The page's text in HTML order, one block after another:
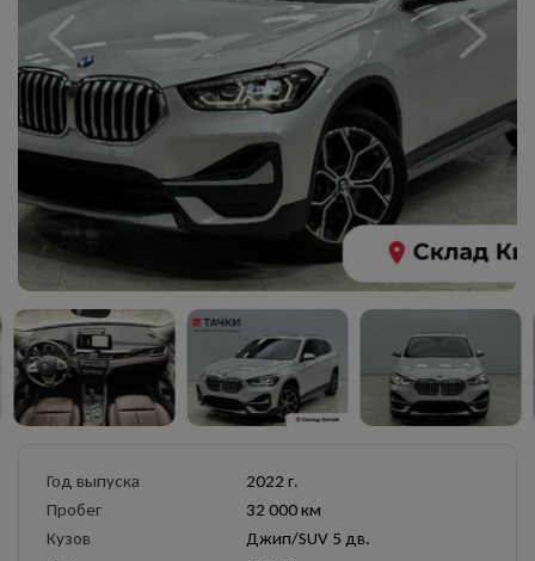
Год выпуска
2022 г.
Пробег
32 000 км
Кузов
Джип/SUV 5 дв.